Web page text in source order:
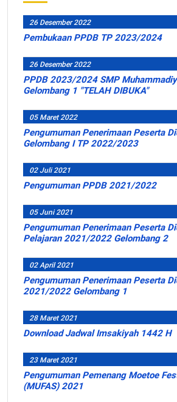
26 Desember 2022
Pembukaan PPDB TP 2023/2024
26 Desember 2022
PPDB 2023/2024 SMP
Gelombang 1 "TELAH DIBUKA"
05 Maret 2022
Pengumuman Penerimaan Peserta
Gelombang I TP 2022/2023
02 Juli 2021
Pengumuman PPDB 2021/2022
05 Juni 2021
Pengumuman Penerimaan Peserta
Pelajaran 2021/2022 Gelombang 2
02 April 2021
Pengumuman Penerimaan Peserta
2021/2022 Gelombang 1
28 Maret 2021
Download Jadwal Imsakiyah 1442 H
23 Maret 2021
Pengumuman Pemenang Moetoe
(MUFAS) 2021